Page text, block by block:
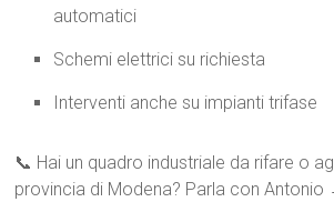
automatici
Schemi elettrici su richiesta
Interventi anche su impianti trifase
📞 Hai un quadro industriale da rifare o
provincia di Modena? Parla con